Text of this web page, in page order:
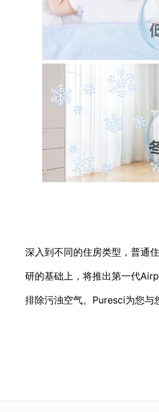
深入到不同的住房类型，普通
研的基础上，将推出第一代
排除污浊空气。Puresci为您与